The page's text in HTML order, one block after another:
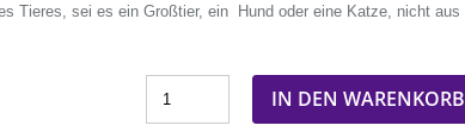
Tieres, sei es ein Großtier, ein Hund oder eine Katze, nicht aus
IN DEN WARENKORB